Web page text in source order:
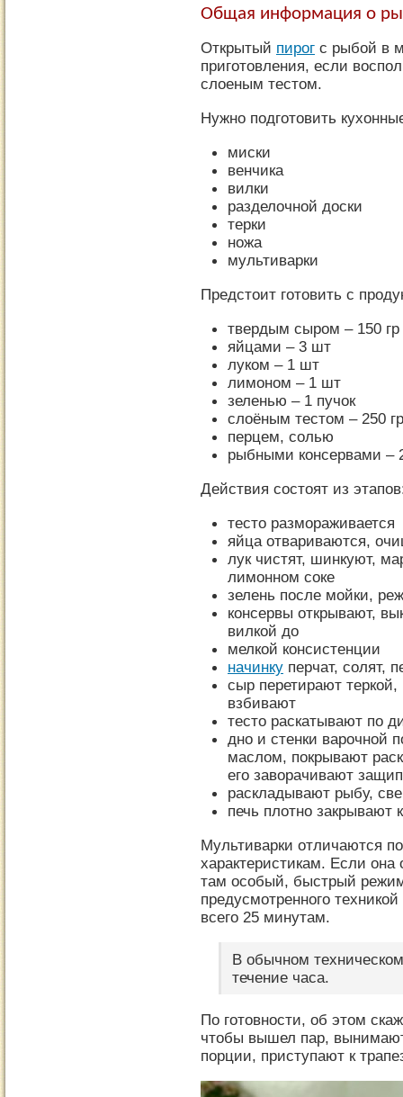
Общая информация о
Открытый пирог с рыбой в
приготовления, если
слоеным тестом.
Нужно подготовить
миски
венчика
вилки
разделочной доски
терки
ножа
мультиварки
Предстоит готовить с
твердым сыром – 150 гр
яйцами – 3 шт
луком – 1 шт
лимоном – 1 шт
зеленью – 1 пучок
слоёным тестом – 250 гр
перцем, солью
рыбными консервами –
Действия состоят из
тесто размораживается
яйца отвариваются,
лук чистят, шинкуют,
лимонном соке
зелень после мойки,
консервы открывают,
вилкой до
мелкой консистенции
начинку перчат, солят,
сыр перетирают
взбивают
тесто раскатывают по
дно и стенки варочной
маслом, покрывают
его заворачивают
раскладывают рыбу,
печь плотно закрывают
Мультиварки отличаются
характеристикам. Если она
там особый, быстрый
предусмотренного
всего 25 минутам.
В обычном
течение часа.
По готовности, об этом
чтобы вышел пар,
порции, приступают к